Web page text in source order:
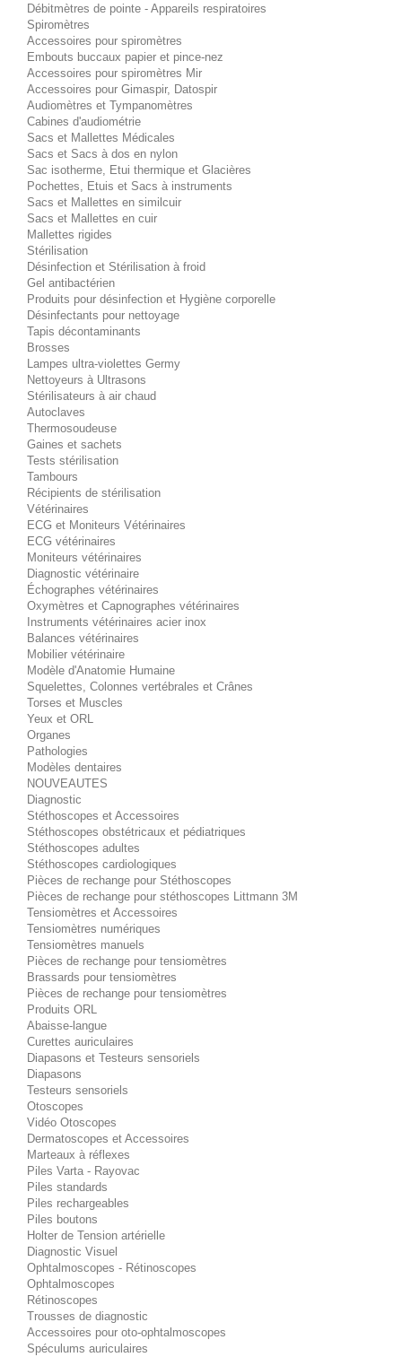
Débitmètres de pointe - Appareils respiratoires
Spiromètres
Accessoires pour spiromètres
Embouts buccaux papier et pince-nez
Accessoires pour spiromètres Mir
Accessoires pour Gimaspir, Datospir
Audiomètres et Tympanomètres
Cabines d'audiométrie
Sacs et Mallettes Médicales
Sacs et Sacs à dos en nylon
Sac isotherme, Etui thermique et Glacières
Pochettes, Etuis et Sacs à instruments
Sacs et Mallettes en similcuir
Sacs et Mallettes en cuir
Mallettes rigides
Stérilisation
Désinfection et Stérilisation à froid
Gel antibactérien
Produits pour désinfection et Hygiène corporelle
Désinfectants pour nettoyage
Tapis décontaminants
Brosses
Lampes ultra-violettes Germy
Nettoyeurs à Ultrasons
Stérilisateurs à air chaud
Autoclaves
Thermosoudeuse
Gaines et sachets
Tests stérilisation
Tambours
Récipients de stérilisation
Vétérinaires
ECG et Moniteurs Vétérinaires
ECG vétérinaires
Moniteurs vétérinaires
Diagnostic vétérinaire
Échographes vétérinaires
Oxymètres et Capnographes vétérinaires
Instruments vétérinaires acier inox
Balances vétérinaires
Mobilier vétérinaire
Modèle d'Anatomie Humaine
Squelettes, Colonnes vertébrales et Crânes
Torses et Muscles
Yeux et ORL
Organes
Pathologies
Modèles dentaires
NOUVEAUTES
Diagnostic
Stéthoscopes et Accessoires
Stéthoscopes obstétricaux et pédiatriques
Stéthoscopes adultes
Stéthoscopes cardiologiques
Pièces de rechange pour Stéthoscopes
Pièces de rechange pour stéthoscopes Littmann 3M
Tensiomètres et Accessoires
Tensiomètres numériques
Tensiomètres manuels
Pièces de rechange pour tensiomètres
Brassards pour tensiomètres
Pièces de rechange pour tensiomètres
Produits ORL
Abaisse-langue
Curettes auriculaires
Diapasons et Testeurs sensoriels
Diapasons
Testeurs sensoriels
Otoscopes
Vidéo Otoscopes
Dermatoscopes et Accessoires
Marteaux à réflexes
Piles Varta - Rayovac
Piles standards
Piles rechargeables
Piles boutons
Holter de Tension artérielle
Diagnostic Visuel
Ophtalmoscopes - Rétinoscopes
Ophtalmoscopes
Rétinoscopes
Trousses de diagnostic
Accessoires pour oto-ophtalmoscopes
Spéculums auriculaires